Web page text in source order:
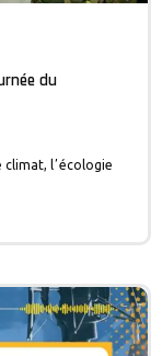
du
climat, lʼécologie